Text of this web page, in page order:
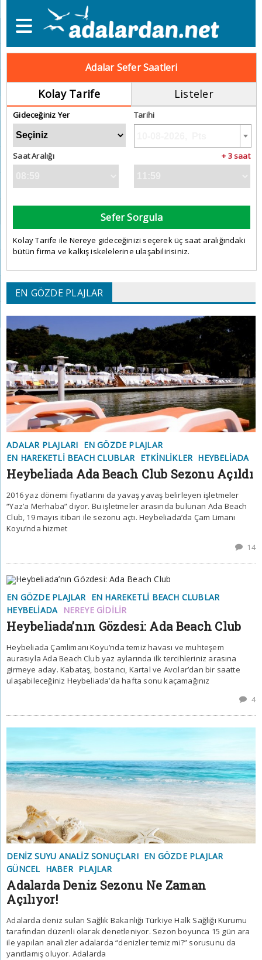
Adalar Sefer Saatleri
Kolay Tarife Listeler
Gideceğiniz Yer Tarihi
Saat Aralığı + 3 saat
Sefer Sorgula
Kolay Tarife ile Nereye gideceğinizi seçerek üç saat aralığındaki
bütün firma ve kalkış iskelelerine ulaşabilirisiniz.
EN GÖZDE PLAJLAR
ADALAR PLAJLARI EN GÖZDE PLAJLAR
EN HAREKETLI BEACH CLUBLAR ETKINLIKLER HEYBELIADA
Heybeliada Ada Beach Club Sezonu Açıldı
2016 yaz dönemi fiyatlarını da yavaş yavaş belirleyen işletmeler
“Yaz’a Merhaba” diyor. Bu işletmeler arasında bulunan Ada Beach
Club, 19 mayıs itibari ile sezonu açtı. Heybeliada’da Çam Limanı
Koyu’nda hizmet
14
EN GÖZDE PLAJLAR EN HAREKETLI BEACH CLUBLAR
HEYBELIADA
NEREYE GIDILIR
Heybeliada’nın Gözdesi: Ada Beach Club
Heybeliada Çamlimanı Koyu’nda temiz havası ve muhteşem
aurasıyla Ada Beach Club yaz aylarında ilk tercihleriniz arasına
girmeye aday. Kabataş, bostancı, Kartal ve Avcılar’dan bir saatte
ulaşabileceğiniz Heybeliada’da hafta sonu kaçamağınız
4
DENIZ SUYU ANALIZ SONUÇLARI EN GÖZDE PLAJLAR
GÜNCEL HABER PLAJLAR
Adalarda Deniz Sezonu Ne Zaman
Açılıyor!
Adalarda deniz suları Sağlık Bakanlığı Türkiye Halk Sağlığı Kurumu
tarafından düzenli olarak denetleniyor. Sezon boyunca 15 gün ara
ile yapılan analizler adalarda “denizler temiz mi?” sorusunu da
yanıtlamış oluyor. Adalarda